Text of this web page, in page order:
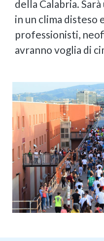
della Calabria.
in un clima disteso
professionisti,
avranno voglia di